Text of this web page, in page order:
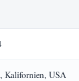
Kalifornien, USA